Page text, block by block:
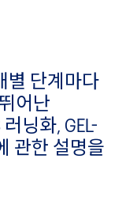
별 단계마다
어난
닝화, GEL-
관한 설명을